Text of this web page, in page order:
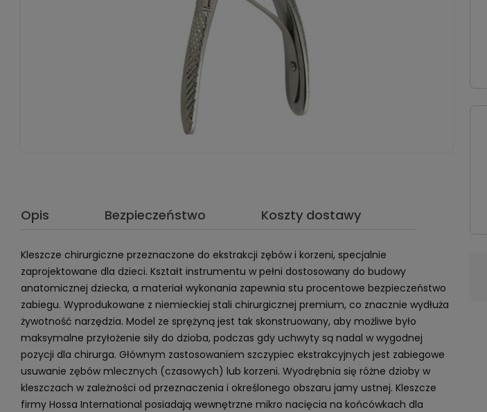
Opis Bezpieczeństwo Koszty dostawy
Kleszcze chirurgiczne przeznaczone do ekstrakcji zębów i korzeni, specjalnie
zaprojektowane dla dzieci. Kształt instrumentu w pełni dostosowany do budowy
anatomicznej dziecka, a materiał wykonania zapewnia stu procentowe bezpieczeństwo
zabiegu. Wyprodukowane z niemieckiej stali chirurgicznej premium, co znacznie wydłuża
żywotność narzędzia. Model ze sprężyną jest tak skonstruowany, aby możliwe było
maksymalne przyłożenie siły do dzioba, podczas gdy uchwyty są nadal w wygodnej
pozycji dla chirurga. Głównym zastosowaniem szczypiec ekstrakcyjnych jest zabiegowe
usuwanie zębów mlecznych (czasowych) lub korzeni. Wyodrębnia się różne dzioby w
kleszczach w zależności od przeznaczenia i określonego obszaru jamy ustnej. Kleszcze
firmy Hossa International posiadają wewnętrzne mikro nacięcia na końcówkach dla